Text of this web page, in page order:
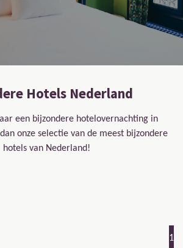
Hotels Nederland
een bijzondere hotelovernachting in
onze selectie van de meest bijzondere
hotels van Nederland!
1